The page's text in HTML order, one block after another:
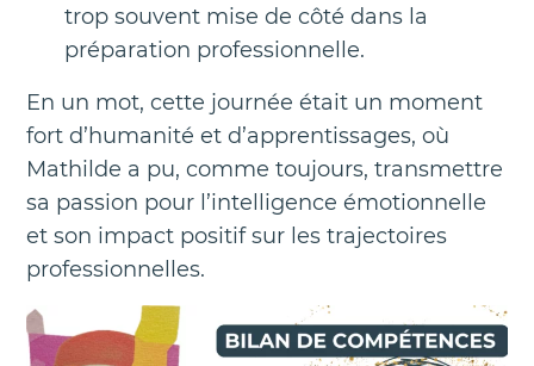
trop souvent mise de côté dans la
préparation professionnelle.
En un mot, cette journée était un moment
fort d’humanité et d’apprentissages, où
Mathilde a pu, comme toujours, transmettre
sa passion pour l’intelligence émotionnelle
et son impact positif sur les trajectoires
professionnelles.